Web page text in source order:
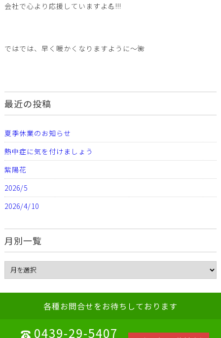
会社で心より応援していますよ💪!!!
ではでは、早く暖かくなりますように～🌺
最近の投稿
夏季休業のお知らせ
熱中症に気を付けましょう
紫陽花
2026/5
2026/4/10
月別一覧
各種お問合せをお待ちしております
0439-29-5407